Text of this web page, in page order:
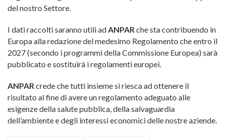
del nostro Settore.
I dati raccolti saranno utili adANPARche sta contribuendo in
Europa alla redazione del medesimo Regolamento che entro il
2027 (secondo i programmi della Commissione Europea) sarà
pubblicato e sostituirà i regolamenti europei.
ANPARcrede che tutti insieme si riesca ad ottenere il
risultato al fine di avere un regolamento adeguato alle
esigenze della salute pubblica, della salvaguardia
dell’ambiente e degli interessi economici delle nostre aziende.